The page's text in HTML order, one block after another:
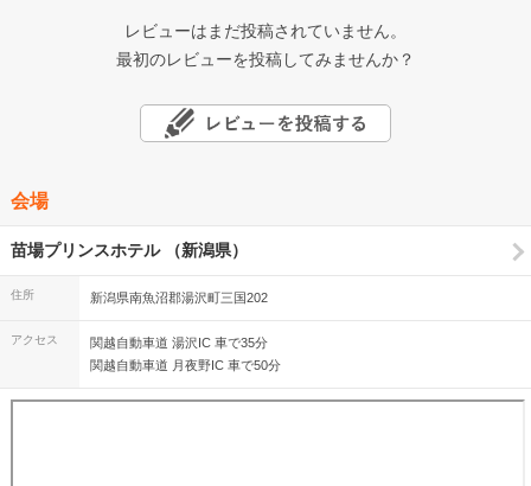
レビューはまだ投稿されていません。
最初のレビューを投稿してみませんか？
会場
苗場プリンスホテル （新潟県）
住所 新潟県南魚沼郡湯沢町三国202
アクセス
関越自動車道 湯沢IC 車で35分
関越自動車道 月夜野IC 車で50分